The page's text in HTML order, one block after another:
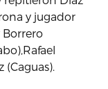
y jugador
Borrero